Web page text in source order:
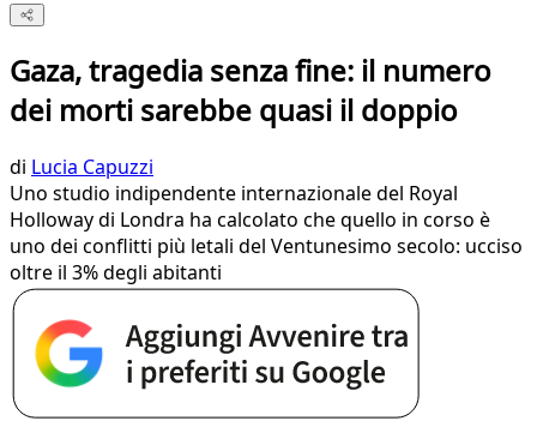
Gaza, tragedia senza fine: il numero
dei morti sarebbe quasi il doppio
di Lucia Capuzzi
Uno studio indipendente internazionale del Royal
Holloway di Londra ha calcolato che quello in corso è
uno dei conflitti più letali del Ventunesimo secolo: ucciso
oltre il 3% degli abitanti